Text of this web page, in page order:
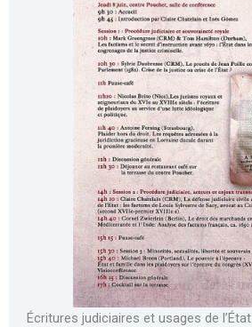
Écritures judiciaires et usages de l’État